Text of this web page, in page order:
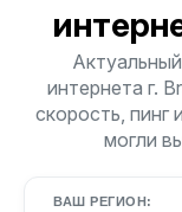
интернета г.
скорость, пинг
могли
ВАШ РЕГИОН: